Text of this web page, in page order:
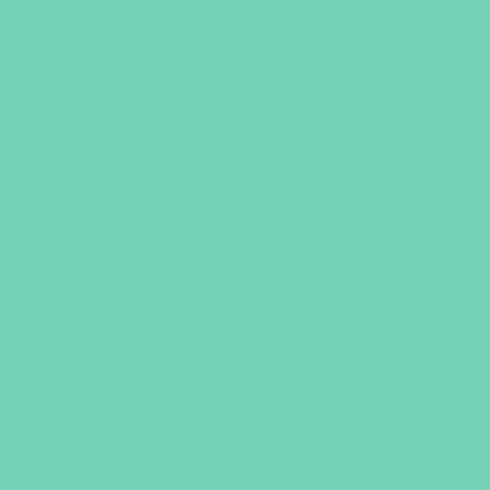
De
Een
daarbij de
aanhaken
Gestart
Aanleggen
voor het
De